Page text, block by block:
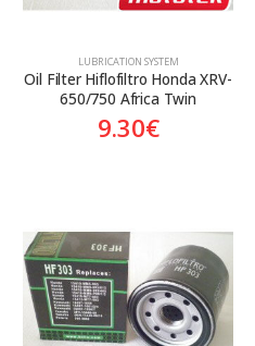
LUBRICATION SYSTEM
Oil Filter Hiflofiltro Honda XRV-
650/750 Africa Twin
9.30€